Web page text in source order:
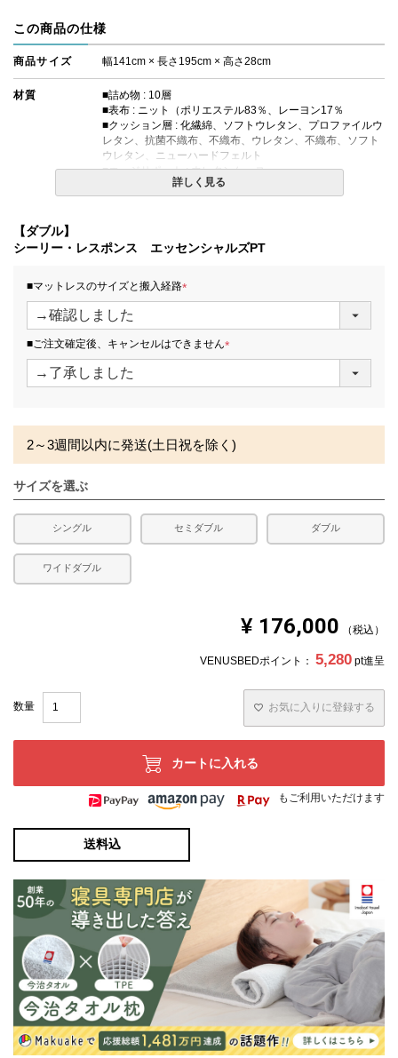
この商品の仕様
商品サイズ 幅141cm × 長さ195cm × 高さ28cm
材質
■詰め物 : 10層
■表布 : ニット（ポリエステル83％、レーヨン17％
■クッション層 : 化繊綿、ソフトウレタン、プロファイルウ
レタン、抗菌不織布、不織布、ウレタン、不織布、ソフト
ウレタン、ニューハードフェルト
■エッジサポート : ウレタンケース
■対応ボックスシーツ : H35タイプ
生産国 日本
備考
【エコマーク対象商品】
・価格はマットレス単体購入の金額です。
・配達日指定ＯＫ！
※北海道・沖縄・離島等一部地域へのお届けは別途送料が
発生する場合がございます。また、発送予定も変更になる
場合があります。
詳しく見る
【ダブル】
シーリー・レスポンス エッセンシャルズPT
■マットレスのサイズと搬入経路
(
)
■ご注文確定後、キャンセルはできません
(
2～3週間以内に発送(土日祝を除く)
サイズを選ぶ
シングル セミダブル ダブル
ワイドダブル
¥ 176,000 税込
VENUSBEDポイント： 5,280 pt進呈
お気に入りに登録する
カートに入れる
もご利用いただけます
送料込